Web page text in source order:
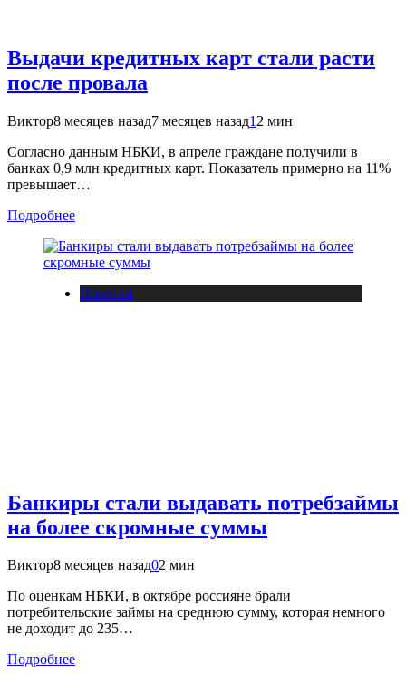
Выдачи кредитных карт стали расти
после провала
Виктор8 месяцев назад7 месяцев назад1 2 мин
Согласно данным НБКИ, в апреле граждане получили в
банках 0,9 млн кредитных карт. Показатель примерно на 11%
превышает…
Подробнее
Новости
Банкиры стали выдавать потребзаймы
на более скромные суммы
Виктор8 месяцев назад02 мин
По оценкам НБКИ, в октябре россияне брали
потребительские займы на среднюю сумму, которая немного
не доходит до 235…
Подробнее